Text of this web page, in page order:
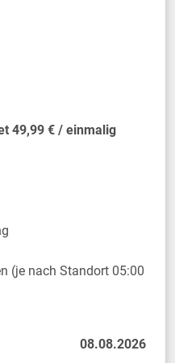
49,99 € / einmalig
(je nach Standort 05:00
08.08.2026